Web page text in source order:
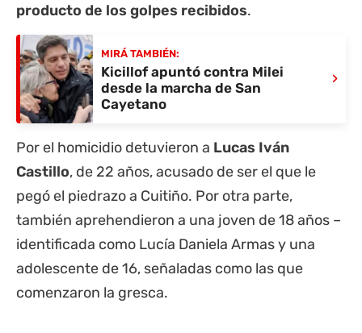
producto de los golpes recibidos.
MIRÁ TAMBIÉN:
Kicillof apuntó contra Milei
desde la marcha de San
Cayetano
›
Por el homicidio detuvieron a Lucas Iván
Castillo, de 22 años, acusado de ser el que le
pegó el piedrazo a Cuitiño. Por otra parte,
también aprehendieron a una joven de 18 años –
identificada como Lucía Daniela Armas y una
adolescente de 16, señaladas como las que
comenzaron la gresca.